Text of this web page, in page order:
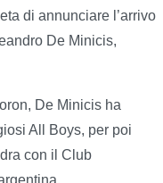
di annunciare l’arrivo
De Minicis,
De Minicis ha
All Boys, per poi
con il Club